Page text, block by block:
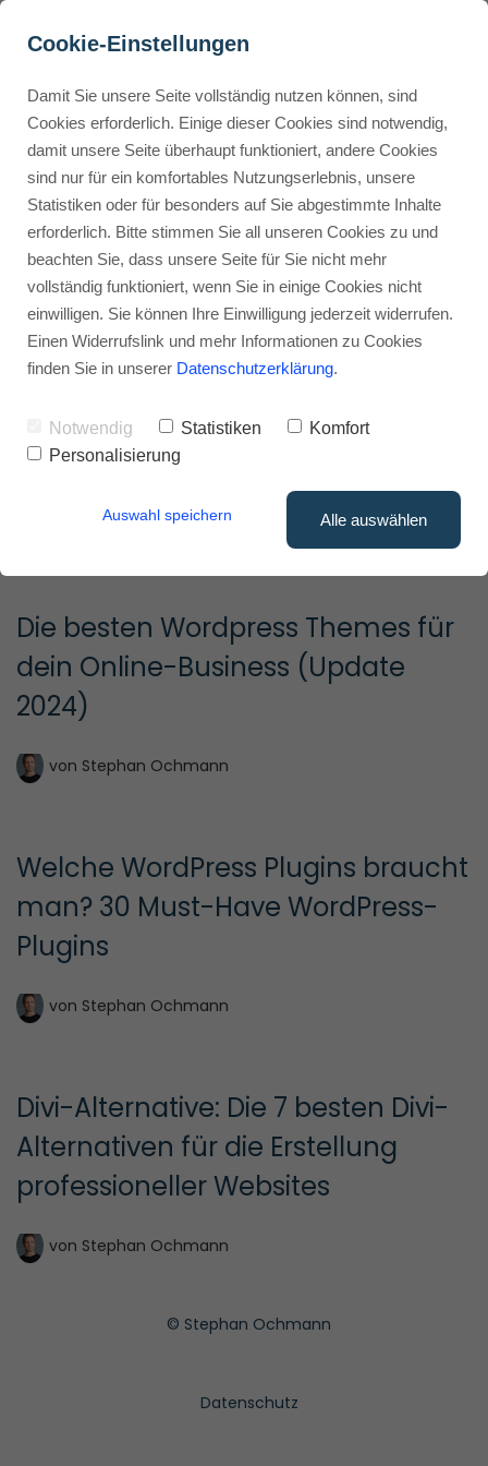
Buyer Personas erstellen
Landingpage optimieren
Internal Linking Tool
Wordpress lernen
Was sind die besten WordPress
Themes 2026?
Stephan Ochmann
Die besten Wordpress Themes für
dein Online-Business (Update
2024)
von Stephan Ochmann
Welche WordPress Plugins braucht
man? 30 Must-Have WordPress-
Plugins
von Stephan Ochmann
Divi-Alternative: Die 7 besten Divi-
Alternativen für die Erstellung
professioneller Websites
von Stephan Ochmann
© Stephan Ochmann
Datenschutz
Cookie-Einstellungen
Damit Sie unsere Seite vollständig nutzen können, sind
Cookies erforderlich. Einige dieser Cookies sind notwendig,
damit unsere Seite überhaupt funktioniert, andere Cookies
sind nur für ein komfortables Nutzungserlebnis, unsere
Statistiken oder für besonders auf Sie abgestimmte Inhalte
erforderlich. Bitte stimmen Sie all unseren Cookies zu und
beachten Sie, dass unsere Seite für Sie nicht mehr
vollständig funktioniert, wenn Sie in einige Cookies nicht
einwilligen. Sie können Ihre Einwilligung jederzeit widerrufen.
Einen Widerrufslink und mehr Informationen zu Cookies
finden Sie in unserer Datenschutzerklärung.
Notwendig Statistiken
Komfort
Personalisierung
Auswahl speichern Alle auswählen